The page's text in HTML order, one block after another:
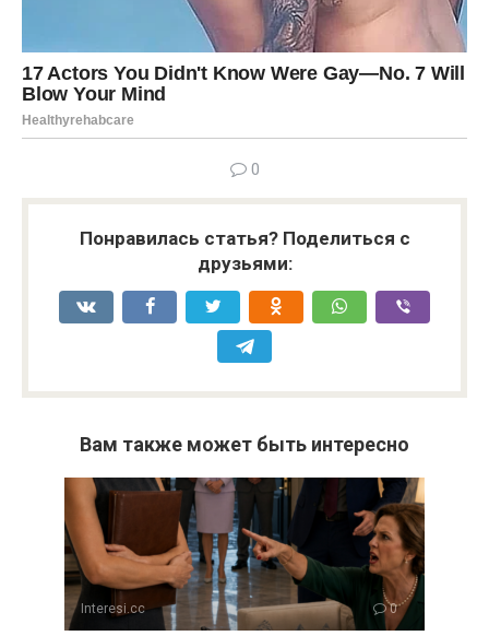
0
Понравилась статья? Поделиться с
друзьями:
Вам также может быть интересно
Interesi.cc 0